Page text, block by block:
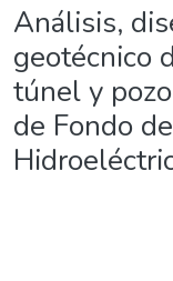
Análisis,
geotécnico
túnel y
de Fondo